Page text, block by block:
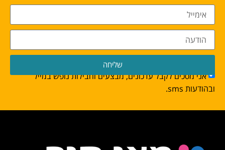
אני מסכים לקבל עדכונים, מבצעים וחבילות נופש במייל
ובהודעות sms.
שליחה